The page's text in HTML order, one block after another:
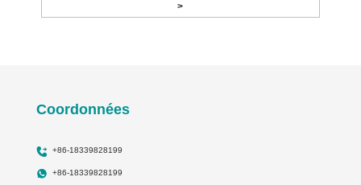
>
Coordonnées
+86-18339828199
+86-18339828199